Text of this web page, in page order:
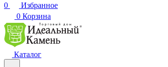
0
Избранное
0 Корзина
Каталог